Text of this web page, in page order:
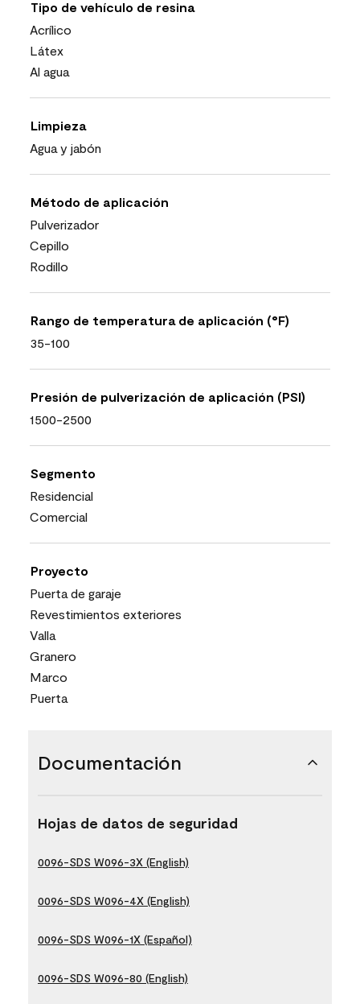
Tipo de vehículo de resina
Acrílico
Látex
Al agua
Limpieza
Agua y jabón
Método de aplicación
Pulverizador
Cepillo
Rodillo
Rango de temperatura de aplicación (°F)
35-100
Presión de pulverización de aplicación (PSI)
1500-2500
Segmento
Residencial
Comercial
Proyecto
Puerta de garaje
Revestimientos exteriores
Valla
Granero
Marco
Puerta
Documentación
Hojas de datos de seguridad
0096-SDS W096-3X (English)
0096-SDS W096-4X (English)
0096-SDS W096-1X (Español)
0096-SDS W096-80 (English)